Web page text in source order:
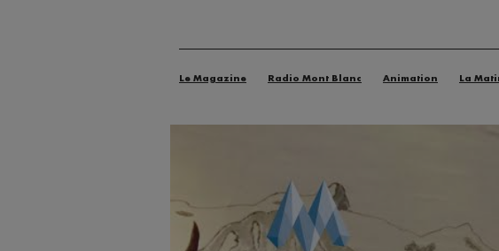
Le Magazine Radio Mont Blanc Animation La